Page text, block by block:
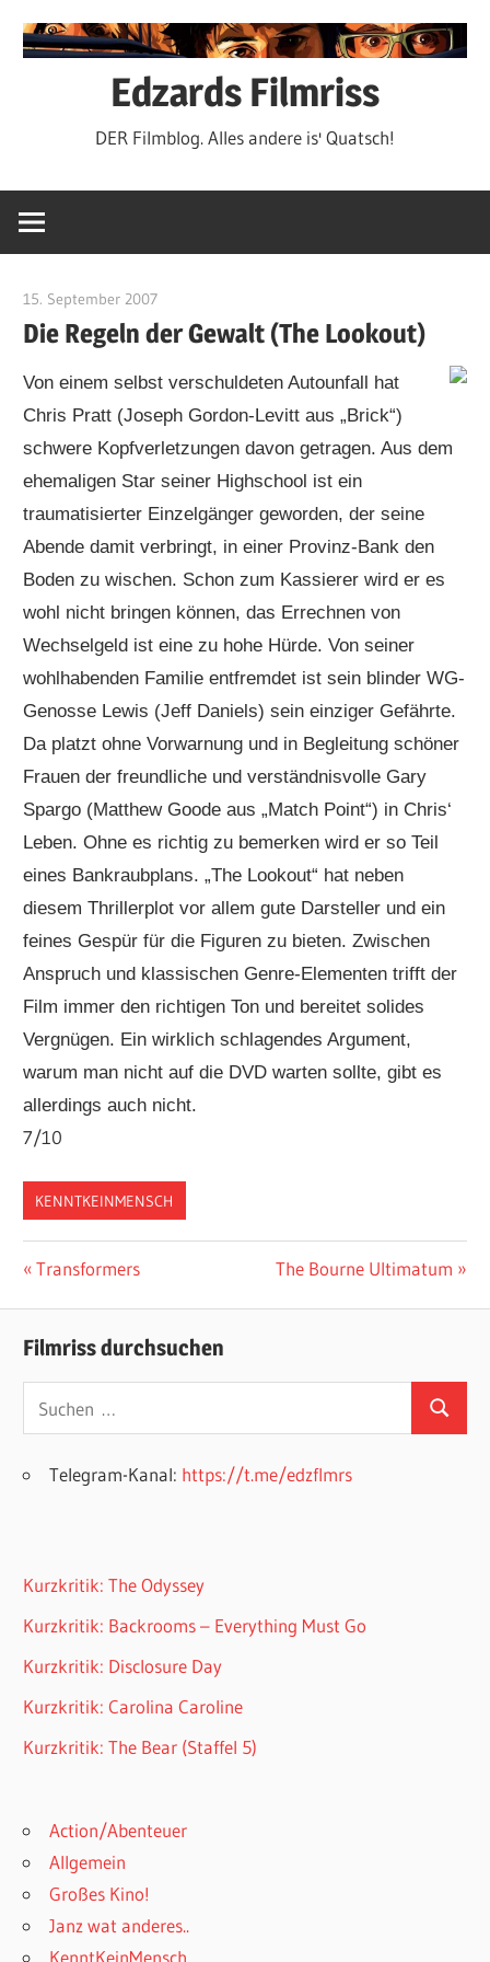
Inhalt
Edzards Filmriss
DER Filmblog. Alles andere is' Quatsch!
15. September 2007
Die Regeln der Gewalt (The Lookout)
Von einem selbst verschuldeten Autounfall hat
Chris Pratt (Joseph Gordon-Levitt aus „Brick“)
schwere Kopfverletzungen davon getragen. Aus dem
ehemaligen Star seiner Highschool ist ein
traumatisierter Einzelgänger geworden, der seine
Abende damit verbringt, in einer Provinz-Bank den
Boden zu wischen. Schon zum Kassierer wird er es
wohl nicht bringen können, das Errechnen von
Wechselgeld ist eine zu hohe Hürde. Von seiner
wohlhabenden Familie entfremdet ist sein blinder WG-
Genosse Lewis (Jeff Daniels) sein einziger Gefährte.
Da platzt ohne Vorwarnung und in Begleitung schöner
Frauen der freundliche und verständnisvolle Gary
Spargo (Matthew Goode aus „Match Point“) in Chris‘
Leben. Ohne es richtig zu bemerken wird er so Teil
eines Bankraubplans. „The Lookout“ hat neben
diesem Thrillerplot vor allem gute Darsteller und ein
feines Gespür für die Figuren zu bieten. Zwischen
Anspruch und klassischen Genre-Elementen trifft der
Film immer den richtigen Ton und bereitet solides
Vergnügen. Ein wirklich schlagendes Argument,
warum man nicht auf die DVD warten sollte, gibt es
allerdings auch nicht.
7/10
KENNTKEINMENSCH
Beitragsnavigation
Vorheriger
Transformers
Nächster
The Bourne Ultimatum
Filmriss durchsuchen
nach:
Suchen
Telegram-Kanal: https://t.me/edzflmrs
Kurzkritik: The Odyssey
Kurzkritik: Backrooms – Everything Must Go
Kurzkritik: Disclosure Day
Kurzkritik: Carolina Caroline
Kurzkritik: The Bear (Staffel 5)
Action/Abenteuer
Allgemein
Großes Kino!
Janz wat anderes..
KenntKeinMensch